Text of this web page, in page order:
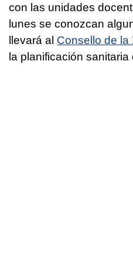
con las unidades
lunes se conozcan
llevará al Consello de la
la planificación sanitaria